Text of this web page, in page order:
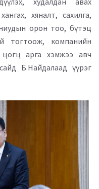
хяналт, сахилга,
орон тоо, бүтэц
тогтоож, компанийн
цогц арга хэмжээ авч
Б.Найдалаад үүрэг